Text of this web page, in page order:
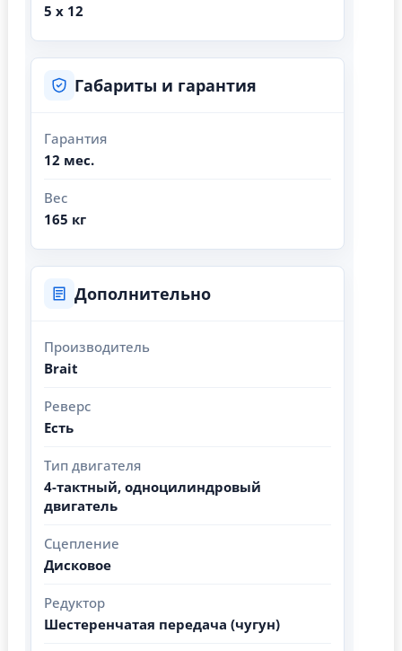
5 х 12
Габариты и гарантия
Гарантия
12 мес.
Вес
165 кг
Дополнительно
Производитель
Brait
Реверс
Есть
Тип двигателя
4-тактный, одноцилиндровый
двигатель
Сцепление
Дисковое
Редуктор
Шестеренчатая передача (чугун)